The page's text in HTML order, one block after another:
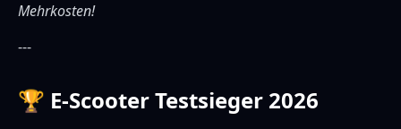
Mehrkosten!
---
🏆 E-Scooter Testsieger 2026